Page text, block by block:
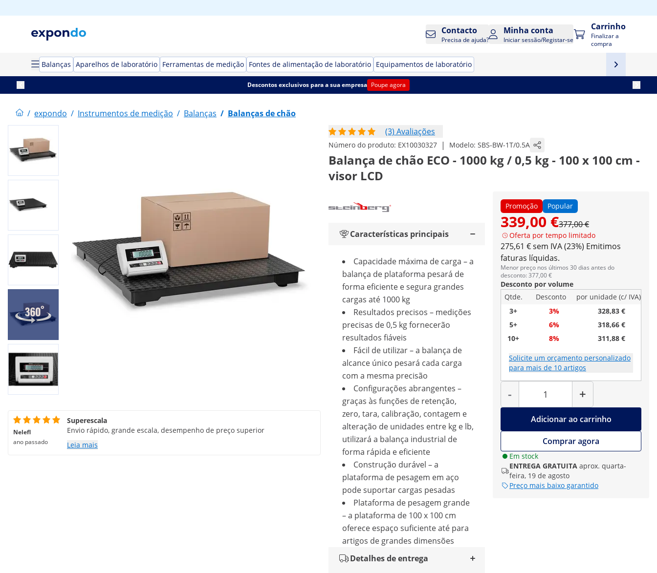
Contacto
Precisa de ajuda?
Minha conta
Iniciar sessão/Registar-se
Carrinho
Finalizar a
compra
Balanças Aparelhos de laboratório Ferramentas de medição Fontes de alimentação de laboratório Equipamentos de laboratório
Descontos exclusivos para a sua empresa Poupe agora
/ expondo / Instrumentos de medição / Balanças / Balanças de chão
(3) Avaliações
Número do produto: EX10030327 | Modelo: SBS-BW-1T/0.5A
Balança de chão ECO - 1000 kg / 0,5 kg - 100 x 100 cm -
visor LCD
Promoção Popular
339,00 €377,00 €
Oferta por tempo limitado
275,61 € sem IVA (23%) Emitimos
faturas líquidas.
Menor preço nos últimos 30 dias antes do
desconto: 377,00 €
Desconto por volume
Qtde.
Desconto
por unidade (c/ IVA)
3+
3%
328,83 €
5+
6%
318,66 €
10+
8% 311,88 €
Solicite um orçamento personalizado
para mais de 10 artigos
-
Quantidade
+
Adicionar ao carrinho
Comprar agora
Em stock
ENTREGA GRATUITA aprox. quarta-
feira, 19 de agosto
Preço mais baixo garantido
Características principais
Capacidade máxima de carga – a
balança de plataforma pesará de
forma eficiente e segura grandes
cargas até 1000 kg
Resultados precisos – medições
precisas de 0,5 kg fornecerão
resultados fiáveis
Fácil de utilizar – a balança de
alcance único pesará cada carga
com a mesma precisão
Configurações abrangentes –
graças às funções de retenção,
zero, tara, calibração, contagem e
alteração de unidades entre kg e lb,
utilizará a balança industrial de
forma rápida e eficiente
Construção durável – a
plataforma de pesagem em aço
pode suportar cargas pesadas
Plataforma de pesagem grande
– a plataforma de 100 x 100 cm
oferece espaço suficiente até para
artigos de grandes dimensões
Detalhes de entrega
Nelefl
ano passado
Superescala
Envio rápido, grande escala, desempenho de preço superior
Leia mais